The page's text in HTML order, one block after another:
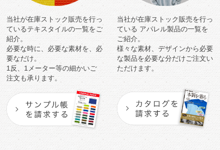
当社が在庫ストック販売を行っ
ているテキスタイルの一覧をご
紹介。
必要な時に、必要な素材を、必
要なだけ。
1反、1メーター等の細かいご
注文も承ります。
当社が在庫ストック販売を行っ
ている アパレル製品の一覧を
ご紹介。
様々な素材、デザインから必要
な製品を必要な分だけご注文い
ただけます。